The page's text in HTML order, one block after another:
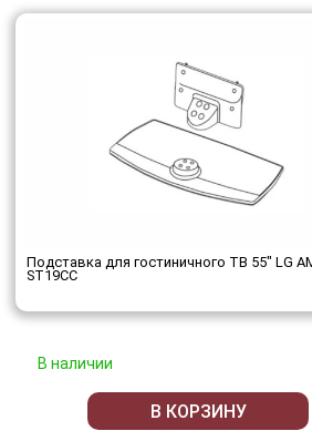
Подставка для гостиничного ТВ 55" LG
ST19CC
В наличии
В КОРЗИНУ